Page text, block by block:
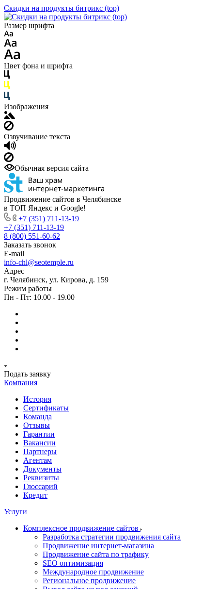
Скидки на продукты битрикс (top)
Размер шрифта
Цвет фона и шрифта
Изображения
Озвучивание текста
Обычная версия сайта
Продвижение сайтов в Челябинске
в ТОП Яндекс и Google!
+7 (351) 711-13-19
+7 (351) 711-13-19
8 (800) 551-60-62
Заказать звонок
E-mail
info-chl@seotemple.ru
Адрес
г. Челябинск, ул. Кирова, д. 159
Режим работы
Пн - Пт: 10.00 - 19.00
Подать заявку
Компания
История
Сертификаты
Команда
Отзывы
Гарантии
Вакансии
Партнеры
Агентам
Документы
Реквизиты
Глоссарий
Кредит
Услуги
Комплексное продвижение сайтов
Разработка стратегии продвижения сайта
Продвижение интернет-магазина
Продвижение сайта по трафику
SEO оптимизация
Международное продвижение
Региональное продвижение